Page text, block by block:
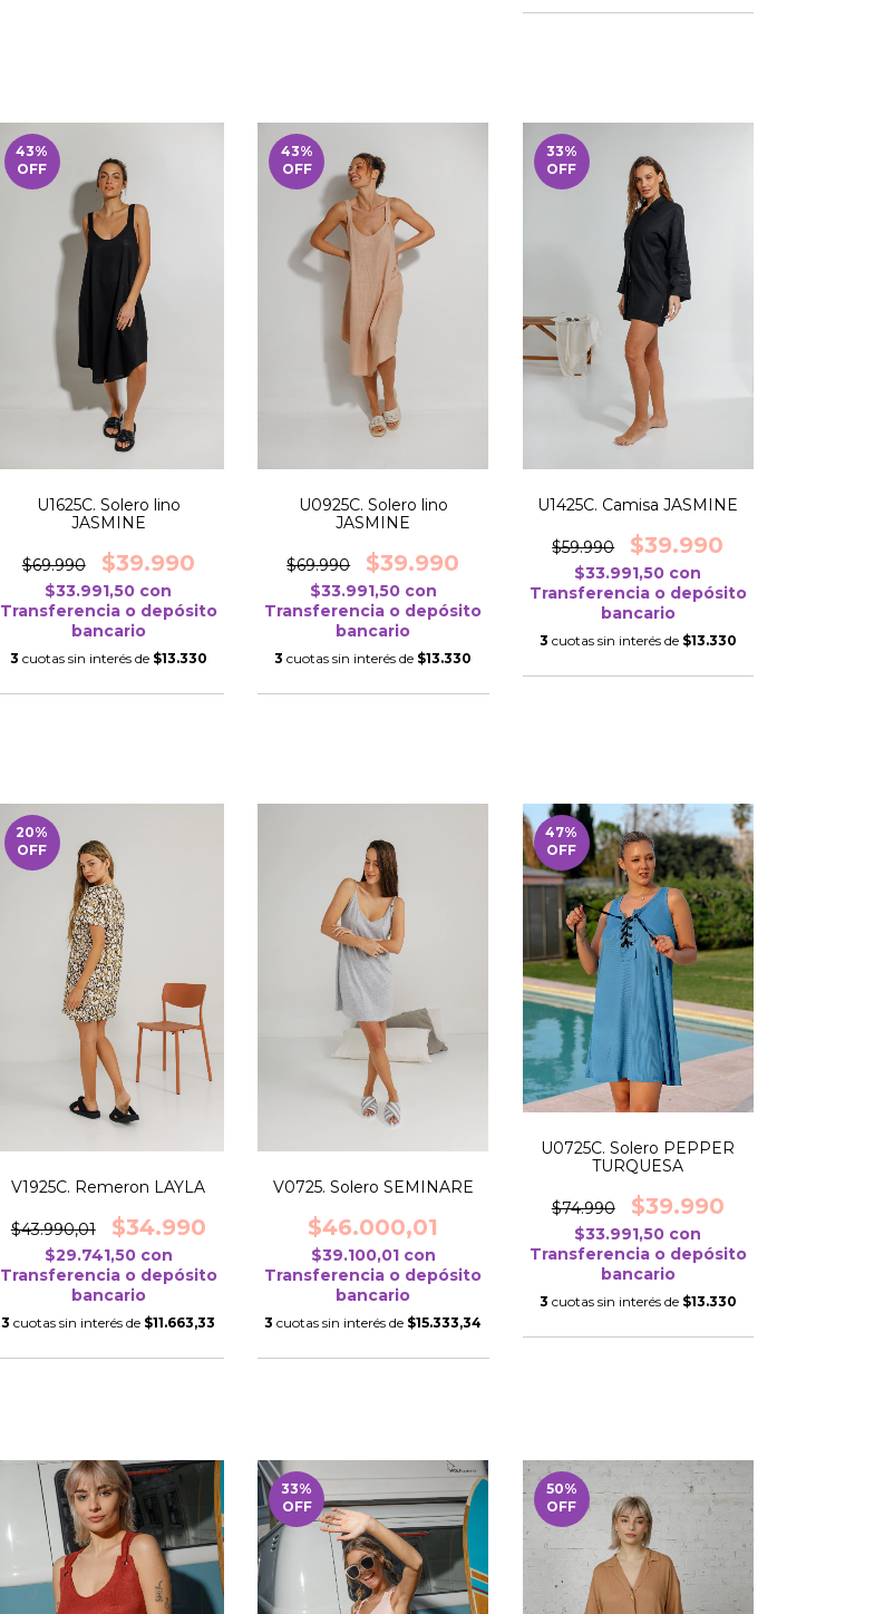
43%
OFF
U1625C. Solero lino
JASMINE
$69.990 $39.990
$33.991,50 con
Transferencia o depósito
bancario
3 cuotas sin interés de $13.330
43%
OFF
U0925C. Solero lino
JASMINE
$69.990 $39.990
$33.991,50 con
Transferencia o depósito
bancario
3 cuotas sin interés de $13.330
33%
OFF
U1425C. Camisa JASMINE
$59.990 $39.990
$33.991,50 con
Transferencia o depósito
bancario
3 cuotas sin interés de $13.330
20%
OFF
V1925C. Remeron LAYLA
$43.990,01 $34.990
$29.741,50 con
Transferencia o depósito
bancario
3 cuotas sin interés de $11.663,33
V0725. Solero SEMINARE
$46.000,01
$39.100,01 con
Transferencia o depósito
bancario
3 cuotas sin interés de $15.333,34
47%
OFF
U0725C. Solero PEPPER
TURQUESA
$74.990 $39.990
$33.991,50 con
Transferencia o depósito
bancario
3 cuotas sin interés de $13.330
33%
OFF
50%
OFF